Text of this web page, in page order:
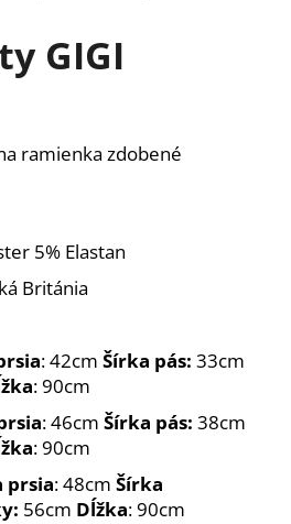
GIGI
ramienka zdobené
5% Elastan
Británia
: 42cm Šírka pás: 33cm
: 90cm
: 46cm Šírka pás: 38cm
: 90cm
prsia: 48cm Šírka
56cm Dĺžka: 90cm